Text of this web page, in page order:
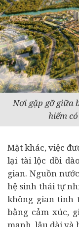
Nơi gặp gỡ giữa
hiếm
Mặt khác, việc
lại tài lộc dồi
gian. Nguồn
hệ sinh thái tự
không gian tinh
bằng cảm xúc,